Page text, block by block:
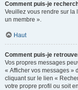
Comment puis-je
Veuillez vous rendre sur la
un membre ».
Haut
Comment puis-je
Vos propres messages
« Afficher vos messages »
cliquant sur le lien «
votre propre profil ou soit